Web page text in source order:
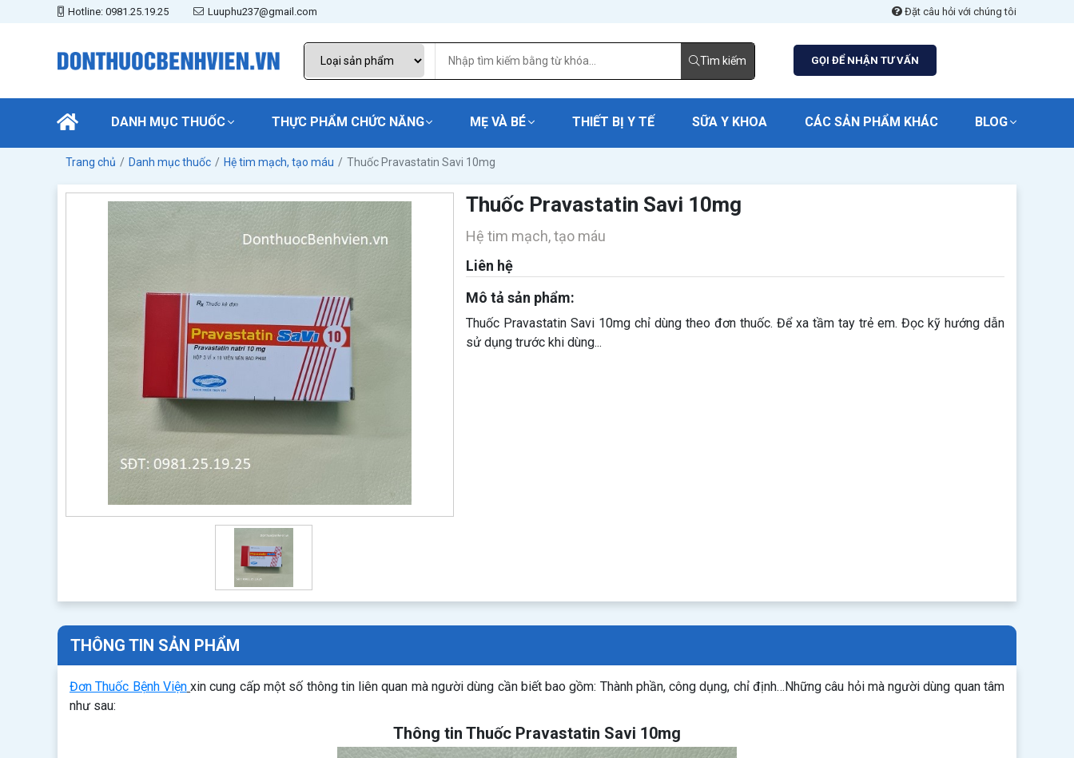
Hotline: 0981.25.19.25 Luuphu237@gmail.com Đặt câu hỏi với chúng tôi
Tìm kiếm GỌI ĐỂ NHẬN TƯ VẤN
DANH MỤC THUỐC THỰC PHẨM CHỨC NĂNG MẸ VÀ BÉ THIẾT BỊ Y TẾ SỮA Y KHOA CÁC SẢN PHẨM KHÁC BLOG
Trang chủ Danh mục thuốc Hệ tim mạch, tạo máu Thuốc Pravastatin Savi 10mg
Thuốc Pravastatin Savi 10mg
Hệ tim mạch, tạo máu
Liên hệ
Mô tả sản phẩm:
Thuốc Pravastatin Savi 10mg chỉ dùng theo đơn thuốc. Để xa tầm tay trẻ em. Đọc kỹ hướng dẫn
sử dụng trước khi dùng...
THÔNG TIN SẢN PHẨM
Đơn Thuốc Bệnh Viện xin cung cấp một số thông tin liên quan mà người dùng cần biết bao gồm: Thành phần, công dụng, chỉ định…Những câu hỏi mà người dùng quan tâm
như sau:
Thông tin Thuốc Pravastatin Savi 10mg